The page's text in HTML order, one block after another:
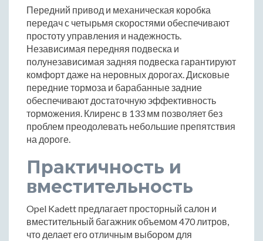
Передний привод и механическая коробка
передач с четырьмя скоростями обеспечивают
простоту управления и надежность.
Независимая передняя подвеска и
полунезависимая задняя подвеска гарантируют
комфорт даже на неровных дорогах. Дисковые
передние тормоза и барабанные задние
обеспечивают достаточную эффективность
торможения. Клиренс в 133 мм позволяет без
проблем преодолевать небольшие препятствия
на дороге.
Практичность и
вместительность
Opel Kadett предлагает просторный салон и
вместительный багажник объемом 470 литров,
что делает его отличным выбором для